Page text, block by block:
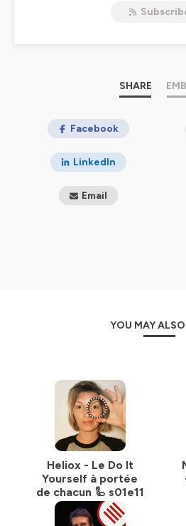
SHARE
Facebook
LinkedIn
Email
YOU MAY ALSO
Heliox - Le Do It
Yourself à portée
de chacun 🦾 s01e11